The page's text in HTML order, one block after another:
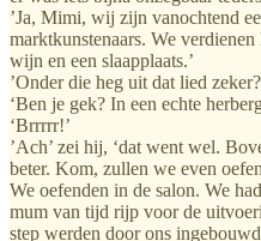
’Ja, Mimi, wij zijn vanochtend
marktkunstenaars. We
wijn en een slaapplaats.’
’Onder die heg uit dat lied
‘Ben je gek? In een echte
‘Brrrrr!’
’Ach’ zei hij, ‘dat went wel.
beter. Kom, zullen we even
We oefenden in de salon. We
mum van tijd rijp voor de
step werden door ons